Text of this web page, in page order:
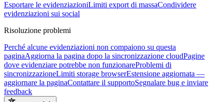
Esportare le evidenziazioniLimiti export di massaCondividere
evidenziazioni sui social
Risoluzione problemi
Perché alcune evidenziazioni non compaiono su questa
paginaAggiorna la pagina dopo la sincronizzazione cloudPagine
dove evidenziare potrebbe non funzionareProblemi di
sincronizzazioneLimiti storage browserEstensione aggiornata —
aggiornare la paginaContattare il supportoSegnalare bug e inviare
feedback